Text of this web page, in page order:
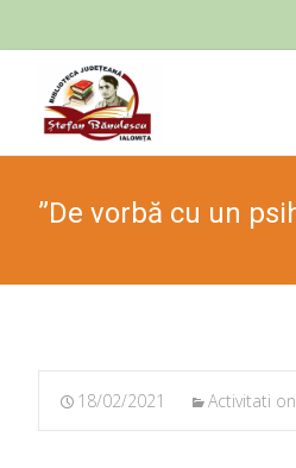
”De vorbă cu un
18/02/2021 Activitati